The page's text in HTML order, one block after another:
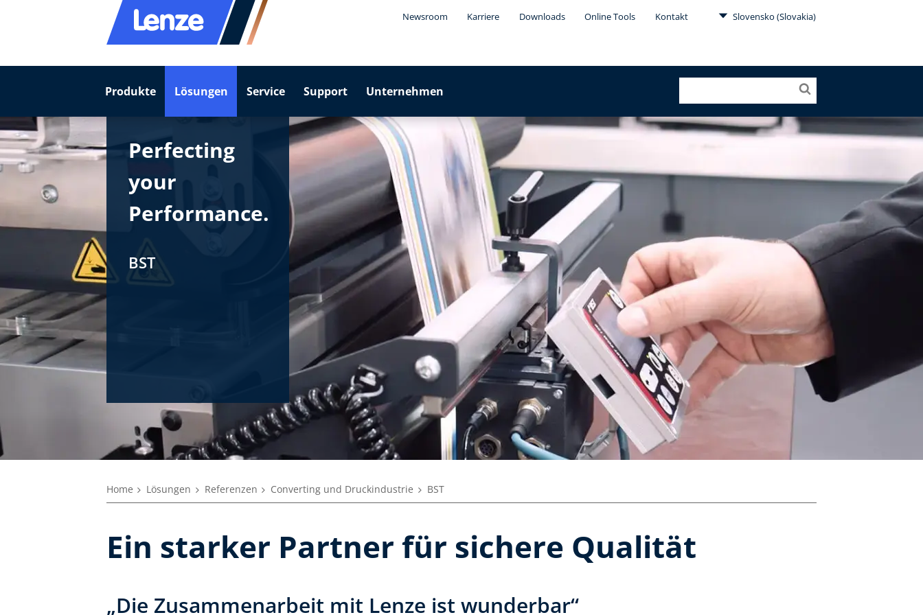
Newsroom Karriere Downloads Online Tools Kontakt Slovensko (Slovakia)
Produkte Lösungen Service Support Unternehmen
Perfecting
your
Performance.
BST
Home Lösungen Referenzen Converting und Druckindustrie BST
Ein starker Partner für sichere Qualität
„Die Zusammenarbeit mit Lenze ist wunderbar“